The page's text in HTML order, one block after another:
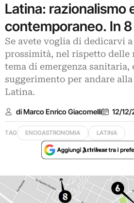
Latina: razionalismo
contemporaneo. In
Se avete voglia di dedicarvi
prossimità, nel rispetto delle
tema di emergenza sanitaria,
suggerimento per andare
Latina.
di Marco Enrico Giacomelli 12/
TAG ENOGASTRONOMIA LATINA